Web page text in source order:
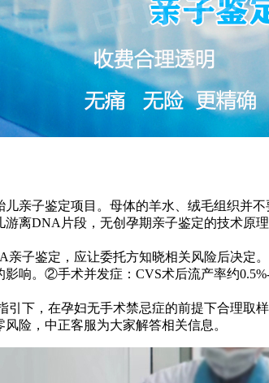
亲子鉴定项目。母体的羊水、绒毛组织并
离DNA片段，无创孕期亲子鉴定的技术
子鉴定，应让委托方知晓相关风险后决定
响。②手术并发症：CVS术后流产率约
下，在孕妇无手术禁忌症的前提下合理取
险，中正客服为大家解答相关信息。